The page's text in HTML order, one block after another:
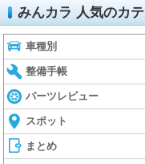
みんカラ 人気のカ
車種別
整備手帳
パーツレビュー
スポット
まとめ